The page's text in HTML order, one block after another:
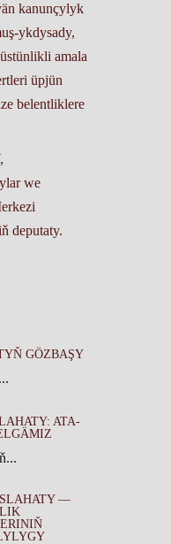
GÖZBAŞY
ATA-
—
kanunçylyk
ykdysady,
amala
üpjün
belentliklere
we
deputaty.